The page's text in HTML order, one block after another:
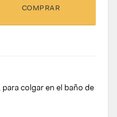
COMPRAR
colgar en el baño de